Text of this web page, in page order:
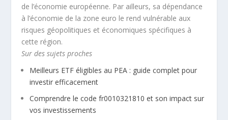
de l’économie européenne. Par ailleurs, sa dépendance
à l’économie de la zone euro le rend vulnérable aux
risques géopolitiques et économiques spécifiques à
cette région.
Sur des sujets proches
Meilleurs ETF éligibles au PEA : guide complet pour
investir efficacement
Comprendre le code fr0010321810 et son impact sur
vos investissements